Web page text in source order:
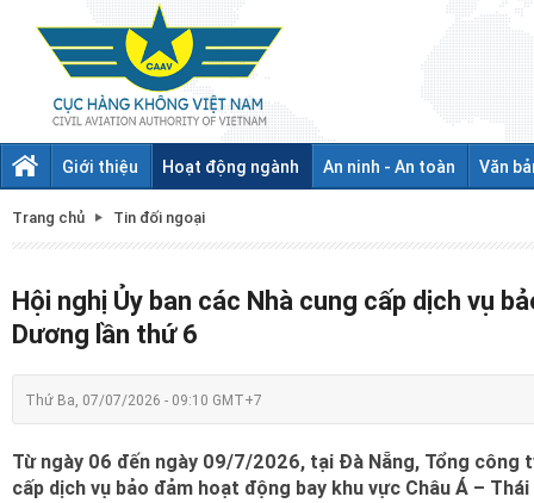
Giới thiệu Hoạt động ngành An ninh - An toàn Văn
Trang chủ Tin đối ngoại
Hội nghị Ủy ban các Nhà cung cấp dịch vụ
Dương lần thứ 6
Thứ Ba, 07/07/2026 - 09:10 GMT+7
Từ ngày 06 đến ngày 09/7/2026, tại Đà Nẵng, Tổng công
cấp dịch vụ bảo đảm hoạt động bay khu vực Châu Á –